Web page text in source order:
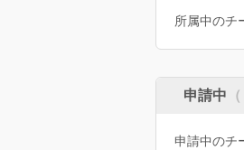
所属中のチ
申請中
申請中のチ